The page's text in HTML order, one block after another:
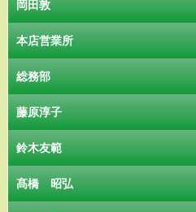
岡田敦
本店営業所
総務部
藤原淳子
鈴木友範
髙橋 昭弘